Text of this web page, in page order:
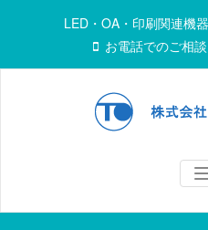
LED・OA・印刷関連機
お電話でのご相談